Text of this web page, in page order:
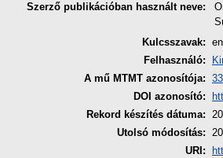
Szerző publikációban használt neve:
Kulcsszavak:
Felhasználó:
A mű MTMT azonosítója:
DOI azonosító:
Rekord készítés dátuma:
Utolsó módosítás:
URI: